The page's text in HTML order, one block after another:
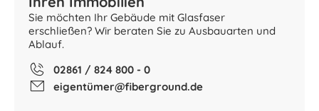
Sie möchten Ihr Gebäude mit Glasfaser
erschließen? Wir beraten Sie zu Ausbauarten und
Ablauf.
02861 / 824 800 - 0
eigentümer@fiberground.de